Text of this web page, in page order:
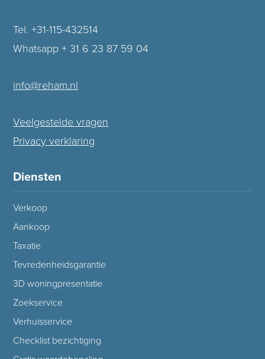
Tel. +31-115-432514
Whatsapp + 31 6 23 87 59 04
info@reham.nl
Veelgestelde vragen
Privacy verklaring
Diensten
Verkoop
Aankoop
Taxatie
Tevredenheidsgarantie
3D woningpresentatie
Zoekservice
Verhuisservice
Checklist bezichtiging